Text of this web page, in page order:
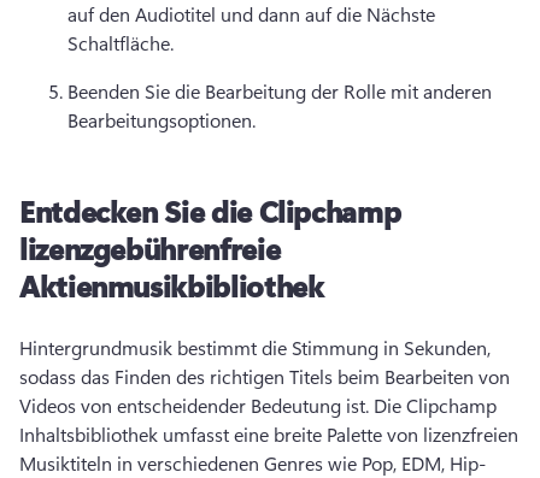
auf den Audiotitel und dann auf die Nächste
Schaltfläche.
Beenden Sie die Bearbeitung der Rolle mit anderen
Bearbeitungsoptionen.
Entdecken Sie die Clipchamp
lizenzgebührenfreie
Aktienmusikbibliothek
Hintergrundmusik bestimmt die Stimmung in Sekunden,
sodass das Finden des richtigen Titels beim Bearbeiten von
Videos von entscheidender Bedeutung ist. Die Clipchamp
Inhaltsbibliothek umfasst eine breite Palette von lizenzfreien
Musiktiteln in verschiedenen Genres wie Pop, EDM, Hip-